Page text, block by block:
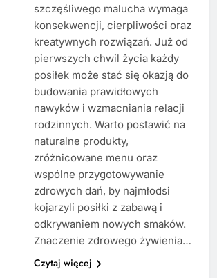
szczęśliwego malucha wymaga
konsekwencji, cierpliwości oraz
kreatywnych rozwiązań. Już od
pierwszych chwil życia każdy
posiłek może stać się okazją do
budowania prawidłowych
nawyków i wzmacniania relacji
rodzinnych. Warto postawić na
naturalne produkty,
zróżnicowane menu oraz
wspólne przygotowywanie
zdrowych dań, by najmłodsi
kojarzyli posiłki z zabawą i
odkrywaniem nowych smaków.
Znaczenie zdrowego żywienia…
Czytaj więcej